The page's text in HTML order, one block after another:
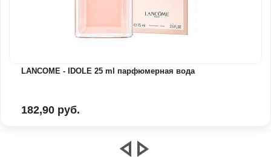
LANCOME - IDOLE 25 ml парфюмерная вода
182,90 руб.